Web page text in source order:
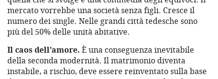
mercato vorrebbe una società senza figli. Cresce il
numero dei single. Nelle grandi città tedesche sono
più del 50% delle unità abitative.
Il caos dell’amore. È una conseguenza inevitabile
della seconda modernità. Il matrimonio diventa
instabile, a rischio, deve essere reinventato sulla base